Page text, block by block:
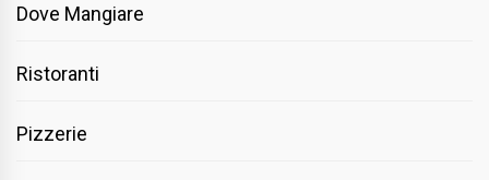
Dove Mangiare
Ristoranti
Pizzerie